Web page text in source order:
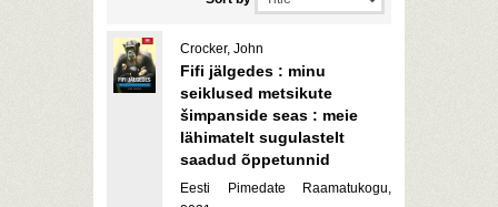
Crocker, John
Fifi jälgedes : minu
seiklused metsikute
šimpanside seas : meie
lähimatelt sugulastelt
saadud õppetunnid
Eesti Pimedate Raamatukogu,